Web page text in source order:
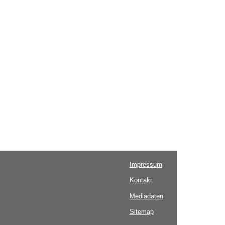
Impressum
Kontakt
Mediadaten
Sitemap